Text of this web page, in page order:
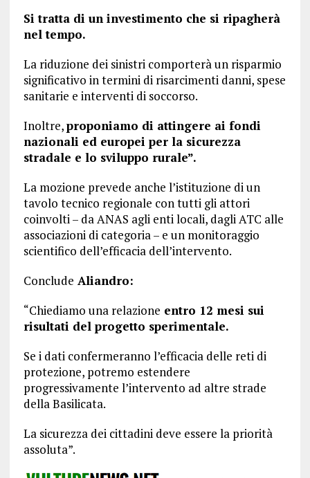
Si tratta di un investimento che si ripagherà
nel tempo.
La riduzione dei sinistri comporterà un risparmio
significativo in termini di risarcimenti danni, spese
sanitarie e interventi di soccorso.
Inoltre,proponiamo di attingere ai fondi
nazionali ed europei per la sicurezza
stradale e lo sviluppo rurale”.
La mozione prevede anche l’istituzione di un
tavolo tecnico regionale con tutti gli attori
coinvolti – da ANAS agli enti locali, dagli ATC alle
associazioni di categoria – e un monitoraggio
scientifico dell’efficacia dell’intervento.
Conclude Aliandro:
“Chiediamo una relazione entro 12 mesi sui
risultati del progetto sperimentale.
Se i dati confermeranno l’efficacia delle reti di
protezione, potremo estendere
progressivamente l’intervento ad altre strade
della Basilicata.
La sicurezza dei cittadini deve essere la priorità
assoluta”.